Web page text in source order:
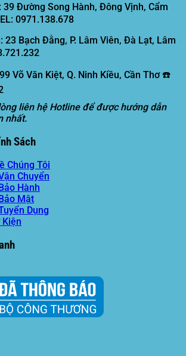
39 Đường Song Hành, Đông Vịnh, Cẩm
0971.138.678
23 Bạch Đằng, P. Lâm Viên, Đà Lạt, Lâm
Võ Văn Kiệt, Q. Ninh Kiều, Cần Thơ ☎️
liên hệ Hotline để được hướng dẫn
nhất.
Sách
Chúng Tôi
Chuyển
Hành
Mật
Dụng